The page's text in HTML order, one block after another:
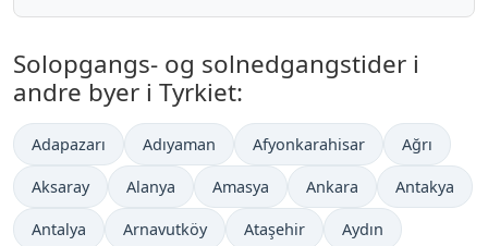
Solopgangs- og solnedgangstider i
andre byer i Tyrkiet:
Adapazarı Adıyaman Afyonkarahisar Ağrı
Aksaray Alanya Amasya Ankara Antakya
Antalya Arnavutköy Ataşehir Aydın